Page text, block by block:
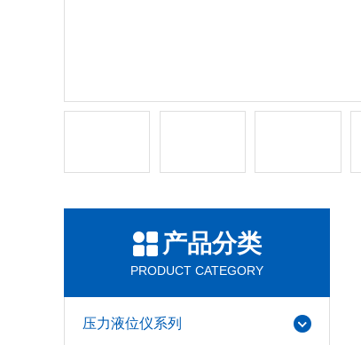
产品分类
PRODUCT CATEGORY
压力液位仪系列